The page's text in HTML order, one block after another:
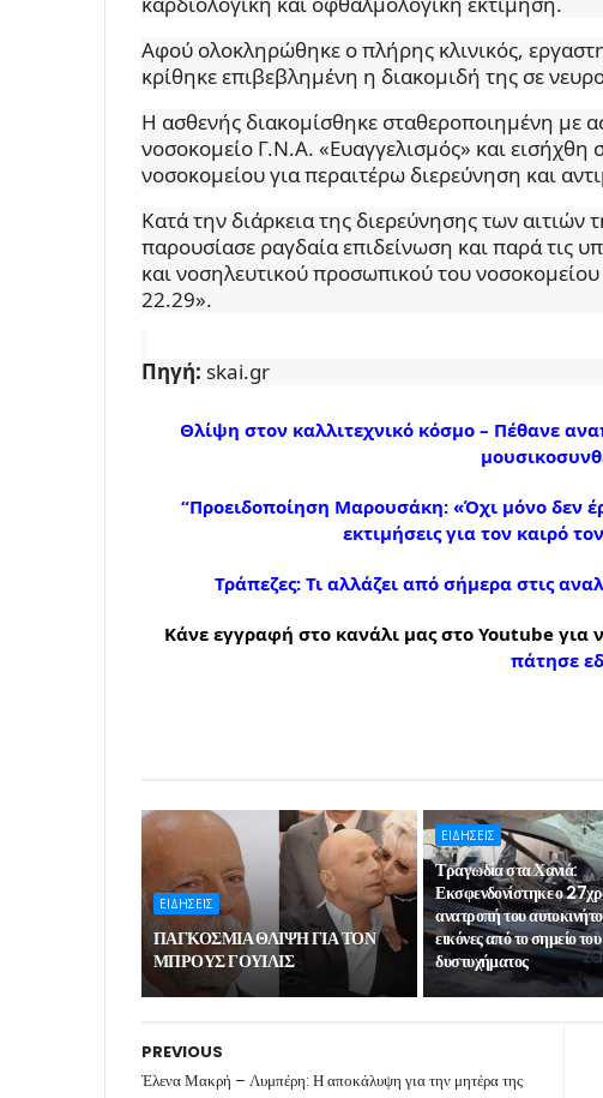
Αφού ολοκληρώθηκε ο πλήρης κλινικός,
κρίθηκε επιβεβλημένη η διακομιδή της σε
Η ασθενής διακομίσθηκε σταθεροποιημένη με
νοσοκομείο Γ.Ν.Α. «Ευαγγελισμός» και εισήχθη
νοσοκομείου για περαιτέρω διερεύνηση και
Κατά την διάρκεια της διερεύνησης των αιτιών
παρουσίασε ραγδαία επιδείνωση και παρά τις
και νοσηλευτικού προσωπικού του
22.29».
Πηγή: skai.gr
Θλίψη στον καλλιτεχνικό κόσμο – Πέθανε
“Προειδοποίηση Μαρουσάκη: «Όχι μόνο δεν
εκτιμήσεις για τον καιρό
Τράπεζες: Τι αλλάζει από σήμερα στις
Κάνε εγγραφή στο κανάλι μας στο Youtube για
πάτησε
ΕΙΔΗΣΕΙΣ
ΠΑΓΚΟΣΜΙΑ ΘΛΙΨΗ ΓΙΑ ΤΟΝ
ΜΠΡΟΥΣ ΓΟΥΙΛΙΣ
ΕΙΔΗΣΕΙΣ
Τραγωδία στα Χανιά:
Εκσφενδονίστηκε ο
ανατροπή του
εικόνες από το σημείο του
δυστυχήματος
PREVIOUS
Έλενα Μακρή – Λυμπέρη: Η αποκάλυψη για την μητέρα της